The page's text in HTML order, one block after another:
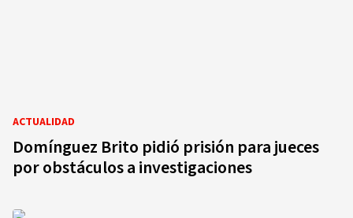
ACTUALIDAD
Domínguez Brito pidió prisión para jueces
por obstáculos a investigaciones